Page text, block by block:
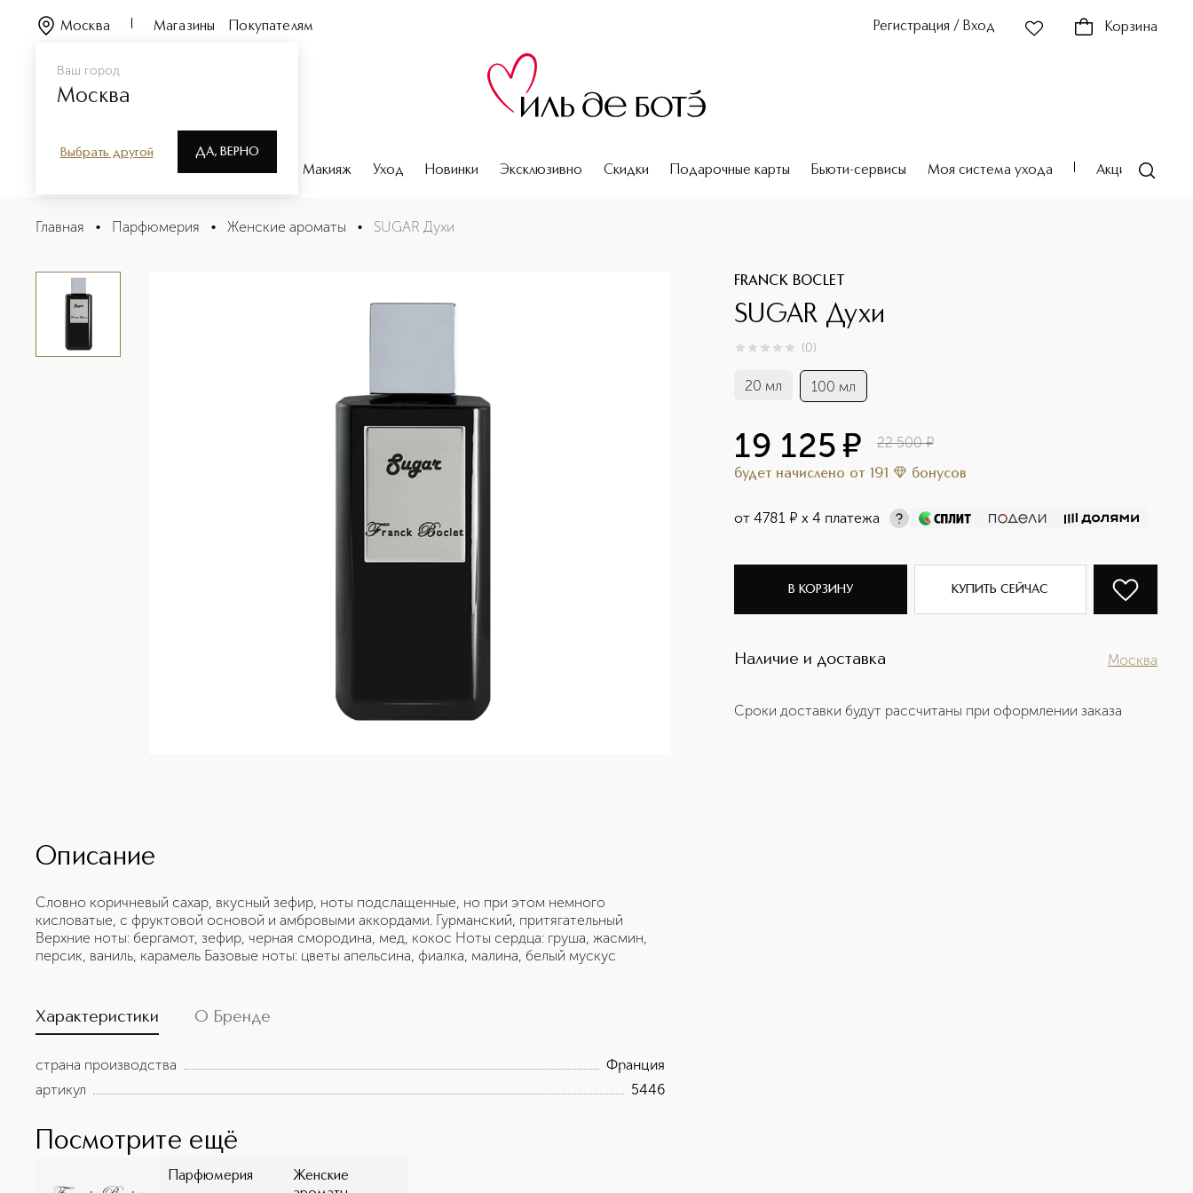
Ваш город
Москва
Выбрать другой ДА, ВЕРНО
Москва Магазины Покупателям Регистрация / Вход Корзина
Парфюмерия Макияж Уход Новинки Эксклюзивно Скидки Подарочные карты Бьюти-сервисы Моя система ухода Акции
SUGAR Духи
Описание
Главная • Парфюмерия • Женские ароматы • SUGAR Духи
FRANCK BOCLET
SUGAR Духи
0из 0 (0)
20 мл 100 мл
19 125 ¤ 22 500 ¤
будет начислено от 191 бонусов
от4781 ¤ х 4 платежа
В КОРЗИНУ КУПИТЬ СЕЙЧАС
Наличие и доставка Москва
Сроки доставки будут рассчитаны при оформлении заказа
Описание
Словно коричневый сахар, вкусный зефир, ноты подслащенные, но при этом немного
кисловатые, с фруктовой основой и амбровыми аккордами. Гурманский, притягательный
Верхние ноты: бергамот, зефир, черная смородина, мед, кокос Ноты сердца: груша, жасмин,
персик, ваниль, карамель Базовые ноты: цветы апельсина, фиалка, малина, белый мускус
Характеристики О Бренде
страна производства
Франция
артикул
5446
Посмотрите ещё
Парфюмерия
Женские